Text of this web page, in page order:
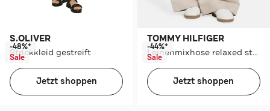
S.OLIVER
Strickkleid gestreift
-48%*
Sale
Jetzt shoppen
TOMMY HILFIGER
Leinenmixhose relaxed straight
-44%*
Sale
Jetzt shoppen